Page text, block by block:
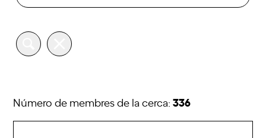
Número de membres de la cerca:336